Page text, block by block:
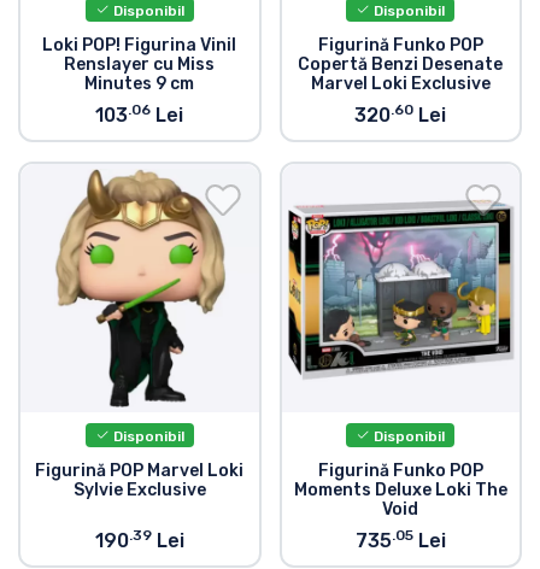
Disponibil
Loki POP! Figurina Vinil
Renslayer cu Miss
Minutes 9 cm
103.06 Lei
Disponibil
Figurină Funko POP
Copertă Benzi Desenate
Marvel Loki Exclusive
320.60 Lei
Disponibil
Figurină POP Marvel Loki
Sylvie Exclusive
190.39Lei
Disponibil
Figurină Funko POP
Moments Deluxe Loki The
Void
735.05Lei